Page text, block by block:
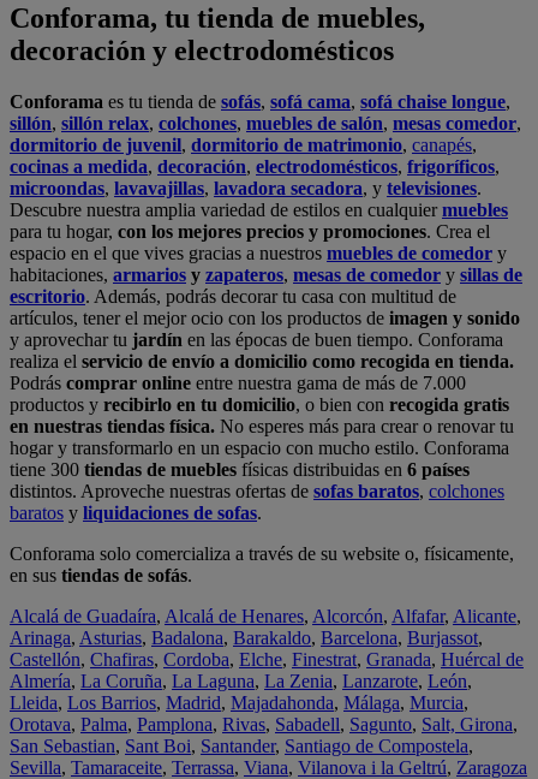
Conforama, tu tienda de muebles,
decoración y electrodomésticos
Conforama es tu tienda de sofás, sofá cama, sofá chaise longue,
sillón, sillón relax, colchones, muebles de salón, mesas comedor,
dormitorio de juvenil, dormitorio de matrimonio, canapés,
cocinas a medida, decoración, electrodomésticos, frigoríficos,
microondas, lavavajillas, lavadora secadora, y televisiones.
Descubre nuestra amplia variedad de estilos en cualquiermuebles
para tu hogar, con los mejores precios y promociones. Crea el
espacio en el que vives gracias a nuestros muebles de comedor y
habitaciones, armarios y zapateros, mesas de comedor y sillas de
escritorio. Además, podrás decorar tu casa con multitud de
artículos, tener el mejor ocio con los productos de imagen y sonido
y aprovechar tu jardín en las épocas de buen tiempo. Conforama
realiza el servicio de envío a domicilio como recogida en tienda.
Podrás comprar online entre nuestra gama de más de 7.000
productos y recibirlo en tu domicilio, o bien con recogida gratis
en nuestras tiendas física. No esperes más para crear o renovar tu
hogar y transformarlo en un espacio con mucho estilo. Conforama
tiene 300 tiendas de muebles físicas distribuidas en 6 países
distintos. Aproveche nuestras ofertas de sofas baratos, colchones
baratos y liquidaciones de sofas.
Conforama solo comercializa a través de su website o, físicamente,
en sus tiendas de sofás.
Alcalá de Guadaíra, Alcalá de Henares, Alcorcón, Alfafar, Alicante,
Arinaga, Asturias, Badalona, Barakaldo, Barcelona, Burjassot,
Castellón, Chafiras, Cordoba, Elche, Finestrat, Granada, Huércal de
Almería, La Coruña, La Laguna, La Zenia, Lanzarote, León,
Lleida, Los Barrios, Madrid, Majadahonda, Málaga, Murcia,
Orotava, Palma, Pamplona, Rivas, Sabadell, Sagunto, Salt, Girona,
San Sebastian, Sant Boi, Santander, Santiago de Compostela,
Sevilla, Tamaraceite, Terrassa, Viana, Vilanova i la Geltrú, Zaragoza